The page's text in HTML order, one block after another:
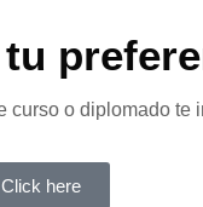
o diplomado te
Click here